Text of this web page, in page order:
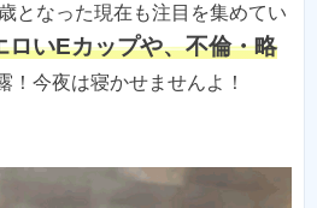
となった現在も注目を集めてい
ロいEカップや、不倫・略
！今夜は寝かせませんよ！